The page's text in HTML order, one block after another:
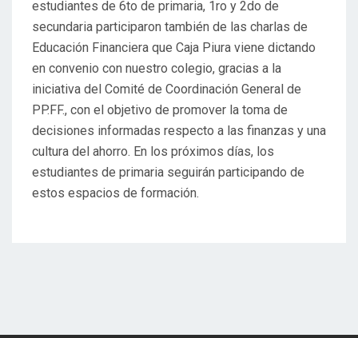
estudiantes de 6to de primaria, 1ro y 2do de
secundaria participaron también de las charlas de
Educación Financiera que Caja Piura viene dictando
en convenio con nuestro colegio, gracias a la
iniciativa del Comité de Coordinación General de
PP.FF., con el objetivo de promover la toma de
decisiones informadas respecto a las finanzas y una
cultura del ahorro. En los próximos días, los
estudiantes de primaria seguirán participando de
estos espacios de formación.